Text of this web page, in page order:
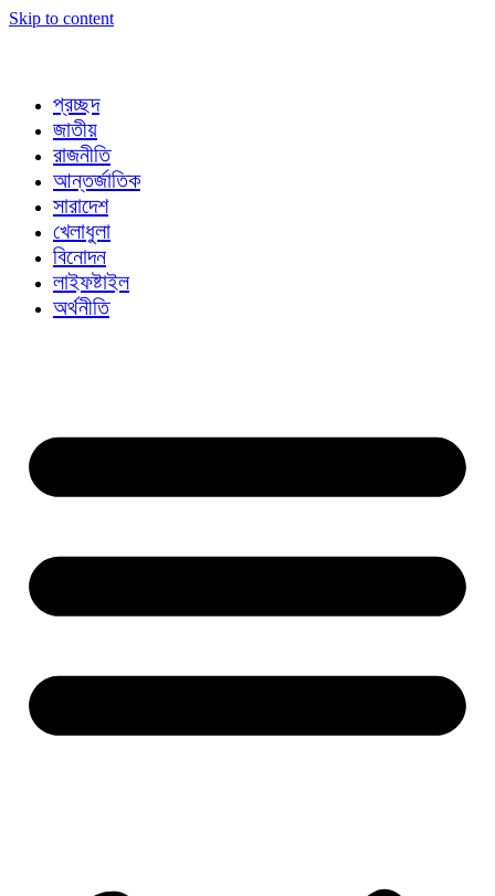
Skip to content
প্রচ্ছদ
জাতীয়
রাজনীতি
আন্তর্জাতিক
সারাদেশ
খেলাধুলা
বিনোদন
লাইফষ্টাইল
অর্থনীতি